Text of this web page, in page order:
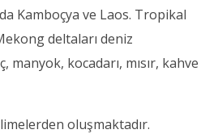
Kamboçya ve Laos. Tropikal
deltaları deniz
kocadarı, mısır, kahve
oluşmaktadır.